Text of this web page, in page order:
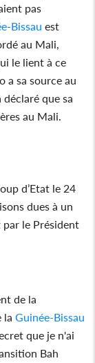
pas
Bissau est
au Mali,
le lient à ce
a sa source au
que sa
au Mali.
d’Etat le 24
dues à un
par le Président
de la
laGuinée-Bissau
que je n'ai
Bah